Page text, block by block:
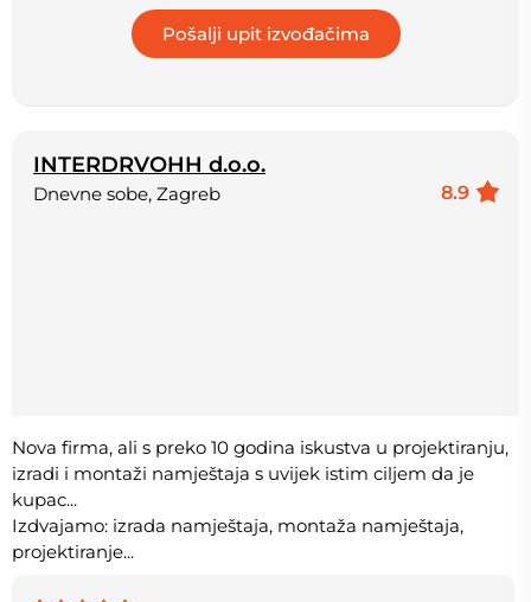
INTERDRVOHH d.o.o.
8.9
Dnevne sobe, Zagreb
Nova firma, ali s preko 10 godina iskustva u projektiranju,
izradi i montaži namještaja s uvijek istim ciljem da je
kupac...
Izdvajamo: izrada namještaja, montaža namještaja,
projektiranje...